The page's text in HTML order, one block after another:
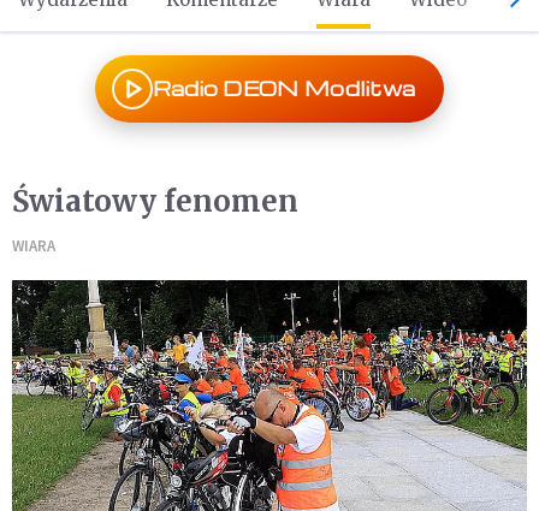
Radio DEON Modlitwa
Światowy fenomen
WIARA